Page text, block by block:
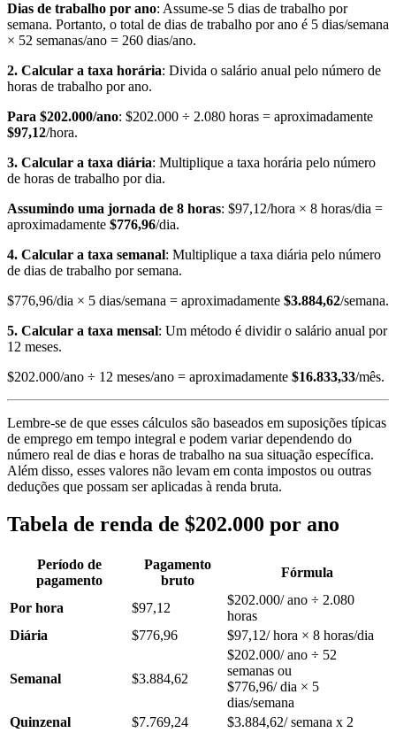
Dias de trabalho por ano: Assume-se 5 dias de trabalho por
semana. Portanto, o total de dias de trabalho por ano é 5 dias/semana
× 52 semanas/ano = 260 dias/ano.
2. Calcular a taxa horária: Divida o salário anual pelo número de
horas de trabalho por ano.
Para $202.000/ano: $202.000 ÷ 2.080 horas = aproximadamente
$97,12/hora.
3. Calcular a taxa diária: Multiplique a taxa horária pelo número
de horas de trabalho por dia.
Assumindo uma jornada de 8 horas: $97,12/hora × 8 horas/dia =
aproximadamente $776,96/dia.
4. Calcular a taxa semanal: Multiplique a taxa diária pelo número
de dias de trabalho por semana.
$776,96/dia × 5 dias/semana = aproximadamente $3.884,62/semana.
5. Calcular a taxa mensal: Um método é dividir o salário anual por
12 meses.
$202.000/ano ÷ 12 meses/ano = aproximadamente $16.833,33/mês.
Lembre-se de que esses cálculos são baseados em suposições típicas
de emprego em tempo integral e podem variar dependendo do
número real de dias e horas de trabalho na sua situação específica.
Além disso, esses valores não levam em conta impostos ou outras
deduções que possam ser aplicadas à renda bruta.
Tabela de renda de $202.000 por ano
Período de
pagamento
Pagamento
bruto
Fórmula
Por hora $97,12
$202.000/ ano ÷ 2.080
horas
Diária
$776,96 $97,12/ hora × 8 horas/dia
Semanal $3.884,62
$202.000/ ano ÷ 52
semanas ou
$776,96/ dia × 5
dias/semana
Quinzenal
$7.769,24
$3.884,62/ semana x 2